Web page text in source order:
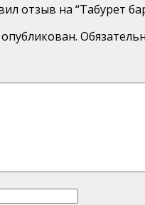
отзыв на “Табурет